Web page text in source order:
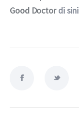
Good Doctor di sini